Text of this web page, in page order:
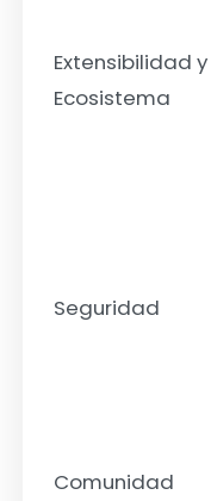
Extensibilidad y
Ecosistema
Seguridad
Comunidad